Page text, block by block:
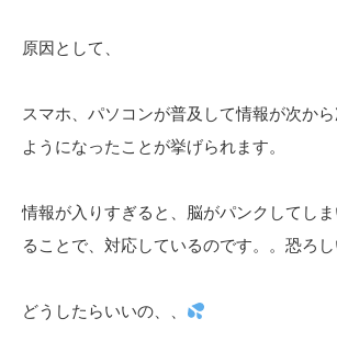
原因として、
スマホ、パソコンが普及して情報が次か
ようになったことが挙げられます。
情報が入りすぎると、脳がパンクしてし
ることで、対応しているのです。。恐ろし
どうしたらいいの、、